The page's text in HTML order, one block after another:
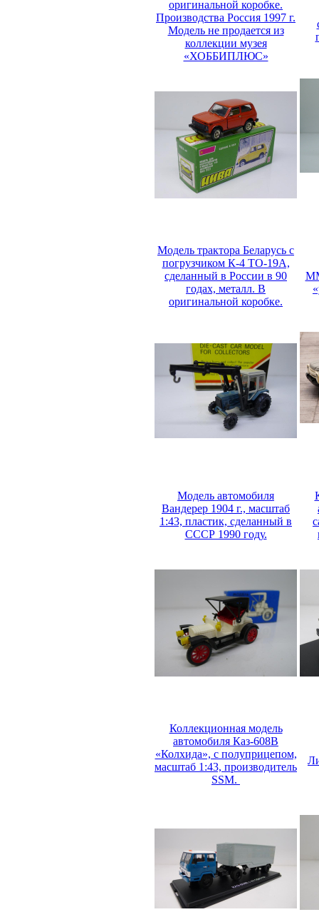
оригинальной коробке.
Производства Россия 1997 г.
Модель не продается из
коллекции музея
«ХОББИПЛЮС»
Модель трактора Беларусь с
погрузчиком К-4 ТО-19А,
сделанный в России в 90
годах, металл. В
оригинальной коробке.
Модель автомобиля
Вандерер 1904 г., масштаб
1:43, пластик, сделанный в
СССР 1990 году.
Коллекционная модель
автомобиля Каз-608В
«Колхида», с полуприцепом,
масштаб 1:43, производитель
SSM.